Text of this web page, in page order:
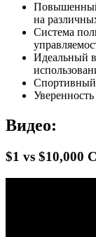
Повышенный
на
Система
Идеальный
Спортивный
Видео:
$1 vs $10,000